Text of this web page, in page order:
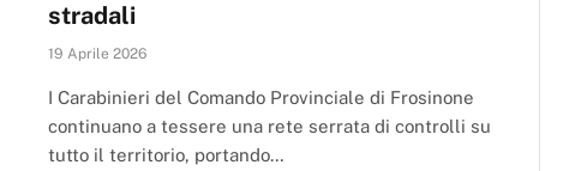
stradali
19 Aprile 2026
I Carabinieri del Comando Provinciale di Frosinone
continuano a tessere una rete serrata di controlli su
tutto il territorio, portando…